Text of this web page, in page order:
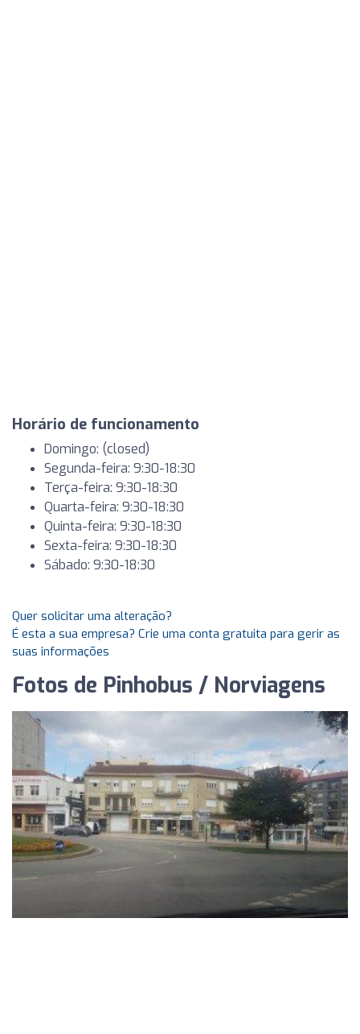
Horário de funcionamento
Domingo: (closed)
Segunda-feira: 9:30-18:30
Terça-feira: 9:30-18:30
Quarta-feira: 9:30-18:30
Quinta-feira: 9:30-18:30
Sexta-feira: 9:30-18:30
Sábado: 9:30-18:30
Quer solicitar uma alteração?
É esta a sua empresa? Crie uma conta gratuita para gerir as
suas informações
Fotos de Pinhobus / Norviagens